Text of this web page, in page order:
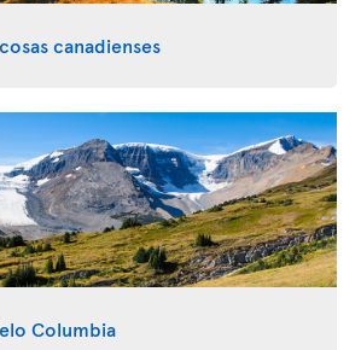
canadienses
Columbia